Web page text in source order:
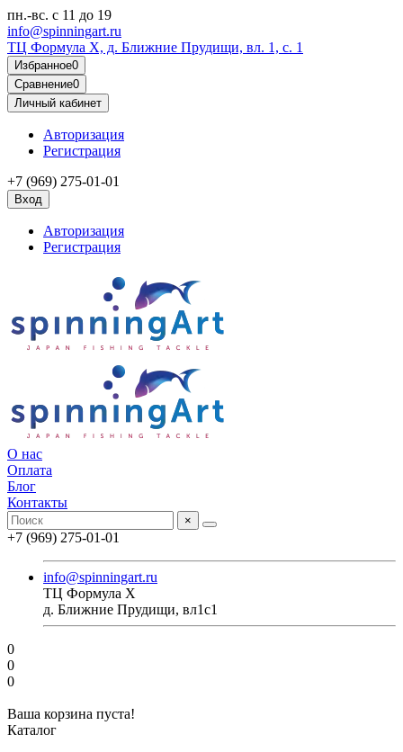
пн.-вс. с 11 до 19
info@spinningart.ru
ТЦ Формула X, д. Ближние Прудищи, вл. 1, с. 1
Избранное0
Сравнение0
Личный кабинет
Авторизация
Регистрация
+7 (969) 275-01-01
Вход
Авторизация
Регистрация
О нас
Оплата
Блог
Контакты
×
+7 (969) 275-01-01
info@spinningart.ru
ТЦ Формула X
д. Ближние Прудищи, вл1с1
0
0
0
Ваша корзина пуста!
Каталог